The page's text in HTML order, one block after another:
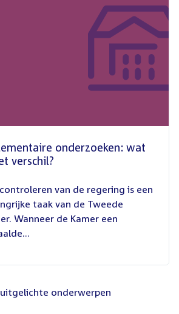
onderzoeken: wat
verschil?
van de regering is een
taak van de Tweede
Wanneer de Kamer een
onderwerpen